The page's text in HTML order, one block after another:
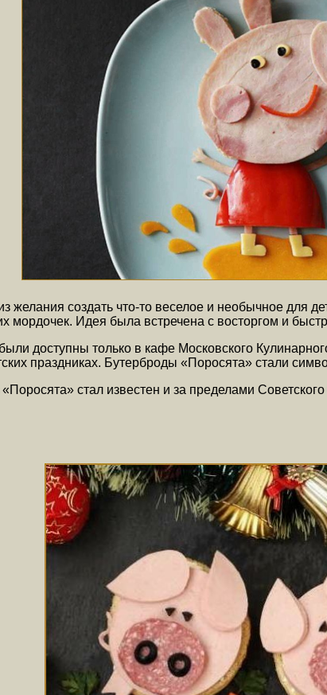
желания создать что-то веселое и необычное
мордочек. Идея была встречена с восторгом и
доступны только в кафе Московского
праздниках. Бутерброды «Поросята» стали
стал известен и за пределами